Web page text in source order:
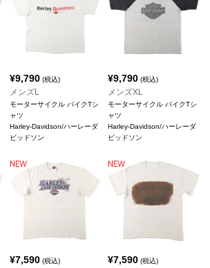
¥9,790(税込)
メンズL
モーターサイクル バイクTシ
ャツ
Harley-Davidson/ハーレーダ
ビッドソン
¥9,790 (税込)
メンズXL
モーターサイクル バイクTシ
ャツ
Harley-Davidson/ハーレーダ
ビッドソン
¥7,590(税込) ¥7,590 (税込)